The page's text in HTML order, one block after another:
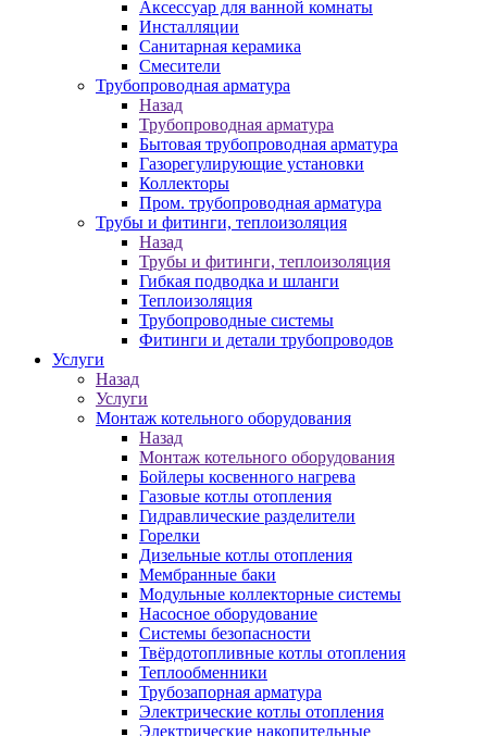
Аксессуар для ванной комнаты
Инсталляции
Санитарная керамика
Смесители
Трубопроводная арматура
Назад
Трубопроводная арматура
Бытовая трубопроводная арматура
Газорегулирующие установки
Коллекторы
Пром. трубопроводная арматура
Трубы и фитинги, теплоизоляция
Назад
Трубы и фитинги, теплоизоляция
Гибкая подводка и шланги
Теплоизоляция
Трубопроводные системы
Фитинги и детали трубопроводов
Услуги
Назад
Услуги
Монтаж котельного оборудования
Назад
Монтаж котельного оборудования
Бойлеры косвенного нагрева
Газовые котлы отопления
Гидравлические разделители
Горелки
Дизельные котлы отопления
Мембранные баки
Модульные коллекторные системы
Насосное оборудование
Системы безопасности
Твёрдотопливные котлы отопления
Теплообменники
Трубозапорная арматура
Электрические котлы отопления
Электрические накопительные